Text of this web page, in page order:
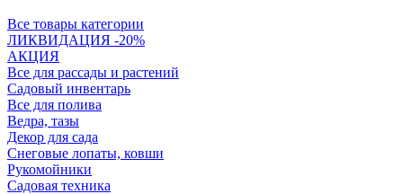
Все товары категории
ЛИКВИДАЦИЯ -20%
АКЦИЯ
Все для рассады и растений
Садовый инвентарь
Все для полива
Ведра, тазы
Декор для сада
Снеговые лопаты, ковши
Рукомойники
Садовая техника